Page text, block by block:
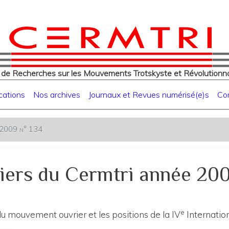
contenu
principal
Recherches sur les Mouvements Trotskyste et
Nos archives Journaux et Revues numérisé(e)s
2009 n° 134
du Cermtri année
mouvement ouvrier et les positions de la IVe